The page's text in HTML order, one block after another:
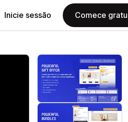
Inicie sessão Comece